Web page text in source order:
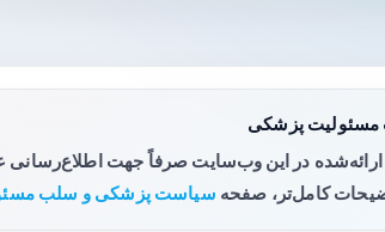
پزشکی
در این وب‌سایت صرفاً جهت اطلاع‌رسانی
کامل‌تر، صفحه سیاست پزشکی و سلب